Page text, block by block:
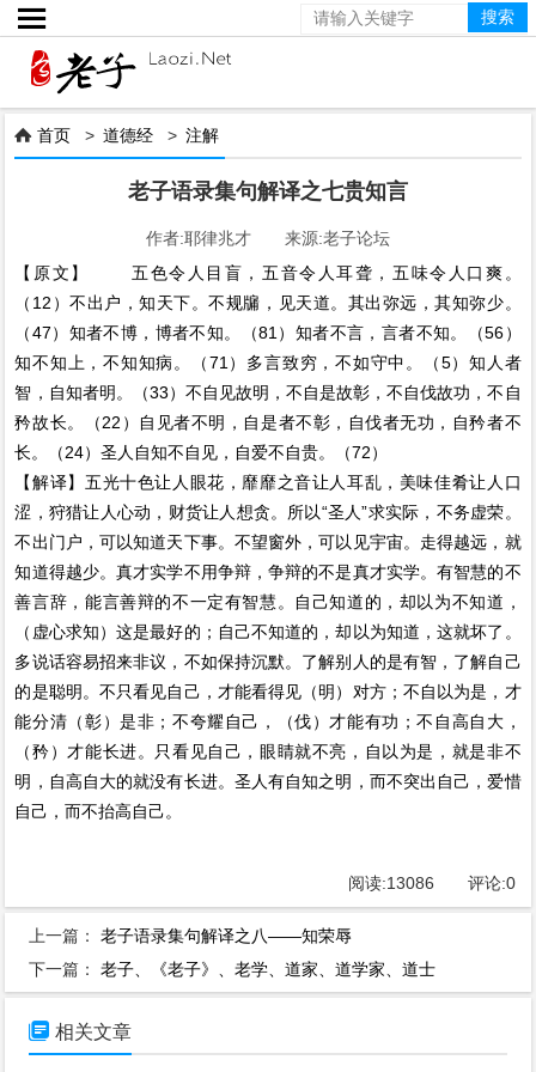

 首页 >道德经 >注解
老子语录集句解译之七贵知言
作者:耶律兆才 来源:老子论坛
【原文】 五色令人目盲，五音令人耳聋，五味令人口爽。
（12）不出户，知天下。不规牖，见天道。其出弥远，其知弥少。
（47）知者不博，博者不知。（81）知者不言，言者不知。（56）
知不知上，不知知病。（71）多言致穷，不如守中。（5）知人者
智，自知者明。（33）不自见故明，不自是故彰，不自伐故功，不自
矜故长。（22）自见者不明，自是者不彰，自伐者无功，自矜者不
长。（24）圣人自知不自见，自爱不自贵。（72）
【解译】五光十色让人眼花，靡靡之音让人耳乱，美味佳肴让人口
涩，狩猎让人心动，财货让人想贪。所以“圣人”求实际，不务虚荣。
不出门户，可以知道天下事。不望窗外，可以见宇宙。走得越远，就
知道得越少。真才实学不用争辩，争辩的不是真才实学。有智慧的不
善言辞，能言善辩的不一定有智慧。自己知道的，却以为不知道，
（虚心求知）这是最好的；自己不知道的，却以为知道，这就坏了。
多说话容易招来非议，不如保持沉默。了解别人的是有智，了解自己
的是聪明。不只看见自己，才能看得见（明）对方；不自以为是，才
能分清（彰）是非；不夸耀自己，（伐）才能有功；不自高自大，
（矜）才能长进。只看见自己，眼睛就不亮，自以为是，就是非不
明，自高自大的就没有长进。圣人有自知之明，而不突出自己，爱惜
自己，而不抬高自己。
阅读:13086 评论:0
上一篇：老子语录集句解译之八——知荣辱
下一篇：老子、《老子》、老学、道家、道学家、道士
 相关文章